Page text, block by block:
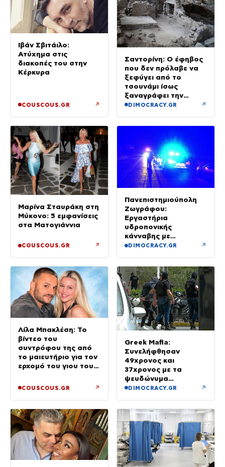
Ιβάν Σβιτάιλο:
Ατύχημα στις
διακοπές του στην
Κέρκυρα
COUSCOUS.GR ↗
Σαντορίνη: Ο έφηβος
που δεν πρόλαβε να
ξεφύγει από το
τσουνάμι ίσως
ξαναγράφει την
ιστορία της μινωικής
DIMOCRACY.GR ↗
Μαρίνα Σταυράκη στη
Μύκονο: 5 εμφανίσεις
στα Ματογιάννια
COUSCOUS.GR ↗
Πανεπιστημιούπολη
Ζωγράφου:
Εργαστήρια
υδροπονικής
κάνναβης με
προσδοκώμενο
Χειροπέδες σε τρία
άτομα
DIMOCRACY.GR ↗
Λίλα Μπακλέση: Το
βίντεο του
συντρόφου της από
το μαιευτήριο για τον
ερχομό του γιου τους
COUSCOUS.GR ↗
Greek Mafia:
Συνελήφθησαν
49χρονος και
37χρονος με τα
ψευδώνυμα
«πίτμπουλ» και
DIMOCRACY.GR ↗